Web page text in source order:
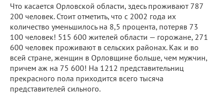
Что касается Орловской области, здесь проживают 787
200 человек. Стоит отметить, что с 2002 года их
количество уменьшилось на 8,5 процента, потеряв 73
100 человек! 515 600 жителей области — горожане, 271
600 человек проживают в сельских районах. Как и во
всей стране, женщин в Орловщине больше, чем мужчин,
причем аж на 75 600! На 1212 представительниц
прекрасного пола приходится всего тысяча
представителей сильного.